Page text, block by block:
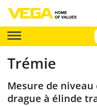
Trémie
Mesure de
drague à élinde